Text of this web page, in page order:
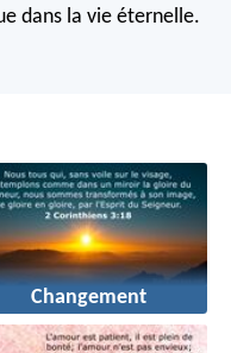
dans la vie éternelle.
Changement